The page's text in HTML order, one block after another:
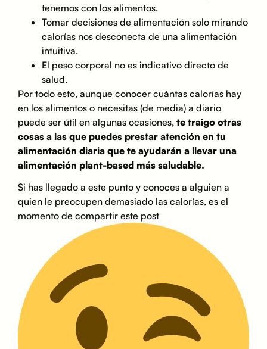
tenemos con los alimentos.
Tomar decisiones de alimentación solo mirando
calorías nos desconecta de una alimentación
intuitiva.
El peso corporal no es indicativo directo de
salud.
Por todo esto, aunque conocer cuántas calorías hay
en los alimentos o necesitas (de media) a diario
puede ser útil en algunas ocasiones, te traigo otras
cosas a las que puedes prestar atención en tu
alimentación diaria que te ayudarán a llevar una
alimentación plant-based más saludable.
Si has llegado a este punto y conoces a alguien a
quien le preocupen demasiado las calorías, es el
momento de compartir este post